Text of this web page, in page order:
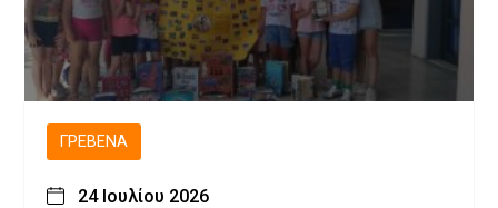
ΓΡΕΒΕΝΆ
24 Ιουλίου 2026